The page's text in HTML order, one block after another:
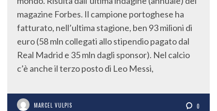
magazine Forbes. Il campione portoghese ha
fatturato, nell’ultima stagione, ben 93 milioni di
euro (58 mln collegati allo stipendio pagato dal
Real Madrid e 35 mln dagli sponsor). Nel calcio
c’è anche il terzo posto di Leo Messi,
MARCEL VULPIS 0